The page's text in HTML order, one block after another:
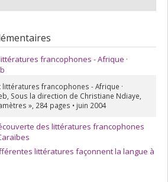
francophones - Afrique ·
francophones - Afrique ·
Sous la direction de Christiane Ndiaye,
», 284 pages • juin 2004
des littératures francophones
littératures façonnent la langue à